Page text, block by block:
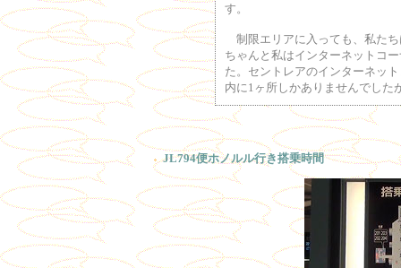
す。
制限エリアに入っても、私た
ちゃんと私はインターネットコ
た。セントレアのインターネッ
内に1ヶ所しかありませんでした
JL794便ホノルル行き搭乗時間